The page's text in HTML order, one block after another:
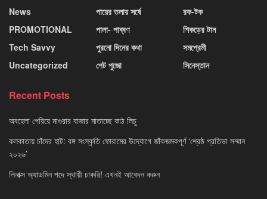
News
PROMOTIONAL
Tech Savvy
Uncategorized
পায়ের তলায় সর্ষে
পালা- পাব্বণ
পুরনো দিনের কথা
পেট পুজো
রক-টক
শিকড়ের টান
সমপ্রেমী
সিনেস্তান
Recent Posts
অবহেলা পেরিয়ে মাগুরার বাজার মাতাচ্ছে কাঠ লিচু
কলকাতায় চাঁদের হাট: বঙ্গ সংস্কৃতি ফোরামের উদ্যোগে জাঁকজমকপূর্ণ ‘শ্রেষ্ঠ প্রতিভা সম্মান
২০২৬’
লিনাক্স অ্যাডমিন পদে স্থায়ী চাকরি! এখনই আবেদন করুন